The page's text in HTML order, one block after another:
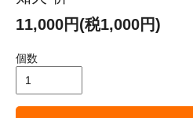
11,000円(税1,000円)
個数